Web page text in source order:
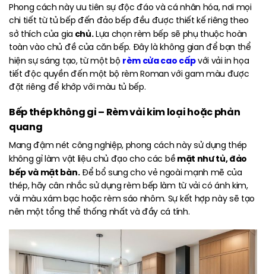
Phongcách này ưu tiên sự độc đáo và cá nhân hóa, nơi mọi
chi tiết từ tủ bếp đến đảo bếp đều được thiết kế riêng theo
sở thích của gia chủ.Lựa chọn rèm bếp sẽ phụ thuộc hoàn
toàn vào chủ đề của căn bếp. Đây là không gian để bạn thể
hiện sự sáng tạo, từ một bộ rèm cửa cao cấpvới vải in họa
tiết độc quyền đến một bộ rèm Roman với gam màu được
đặt riêng để khớp với màu tủ bếp.
Bếp thép không gỉ – Rèm vải kim loại hoặc phản
quang
Mang đậm nét công nghiệp, phong cách này sử dụng thép
không gỉ làm vật liệu chủ đạo cho các bềmặt như tủ, đảo
bếp và mặt bàn.Để bổ sung cho vẻ ngoài mạnh mẽ của
thép, hãy cân nhắc sử dụng rèm bếp làm từ vải có ánh kim,
vải màu xám bạc hoặc rèm sáo nhôm. Sự kết hợp này sẽ tạo
nên một tổng thể thống nhất và đầy cá tính.